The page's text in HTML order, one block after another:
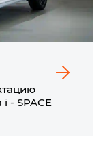
- SPACE